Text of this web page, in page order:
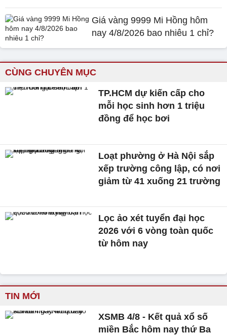
Giá vàng 9999 Mi Hồng hôm
nay 4/8/2026 bao nhiêu 1 chỉ?
CÙNG CHUYÊN MỤC
TP.HCM dự kiến cấp cho
mỗi học sinh hơn 1 triệu
đồng để học bơi
Loạt phường ở Hà Nội sắp
xếp trường công lập, có nơi
giảm từ 41 xuống 21 trường
Lọc ảo xét tuyển đại học
2026 với 6 vòng toàn quốc
từ hôm nay
TIN MỚI
XSMB 4/8 - Kết quả xổ số
miền Bắc hôm nay thứ Ba